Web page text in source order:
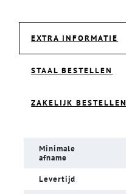
EXTRA INFORMATIE
STAAL BESTELLEN
ZAKELIJK BESTELLEN
Minimale
afname
Levertijd